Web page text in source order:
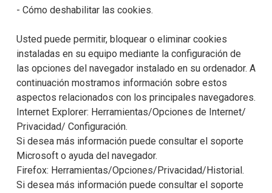
- Cómo deshabilitar las cookies.
Usted puede permitir, bloquear o eliminar cookies
instaladas en su equipo mediante la configuración de
las opciones del navegador instalado en su ordenador. A
continuación mostramos información sobre estos
aspectos relacionados con los principales navegadores.
Internet Explorer: Herramientas/Opciones de Internet/
Privacidad/ Configuración.
Si desea más información puede consultar el soporte
Microsoft o ayuda del navegador.
Firefox: Herramientas/Opciones/Privacidad/Historial.
Si desea más información puede consultar el soporte